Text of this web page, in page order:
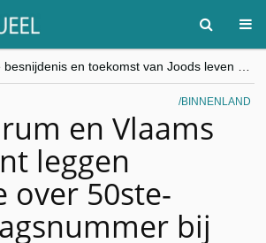
“Besnijdenisdebat toont hoe moeilijk seculiere Westen minderheden begrijpt”, Jinnih Beels (Vooruit)
CITYTRIP | ROEMENIË – Boekarest: de verrassing van Oost-Europa
BINNENLAND
en Vlaams
leggen
over 50ste-
bij